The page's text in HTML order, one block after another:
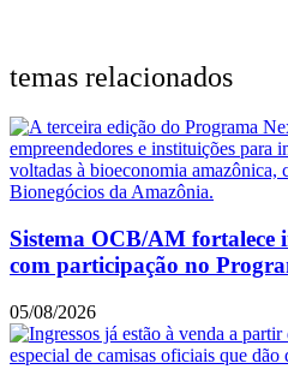
temas relacionados
Sistema OCB/AM fortalece
com participação no
05/08/2026